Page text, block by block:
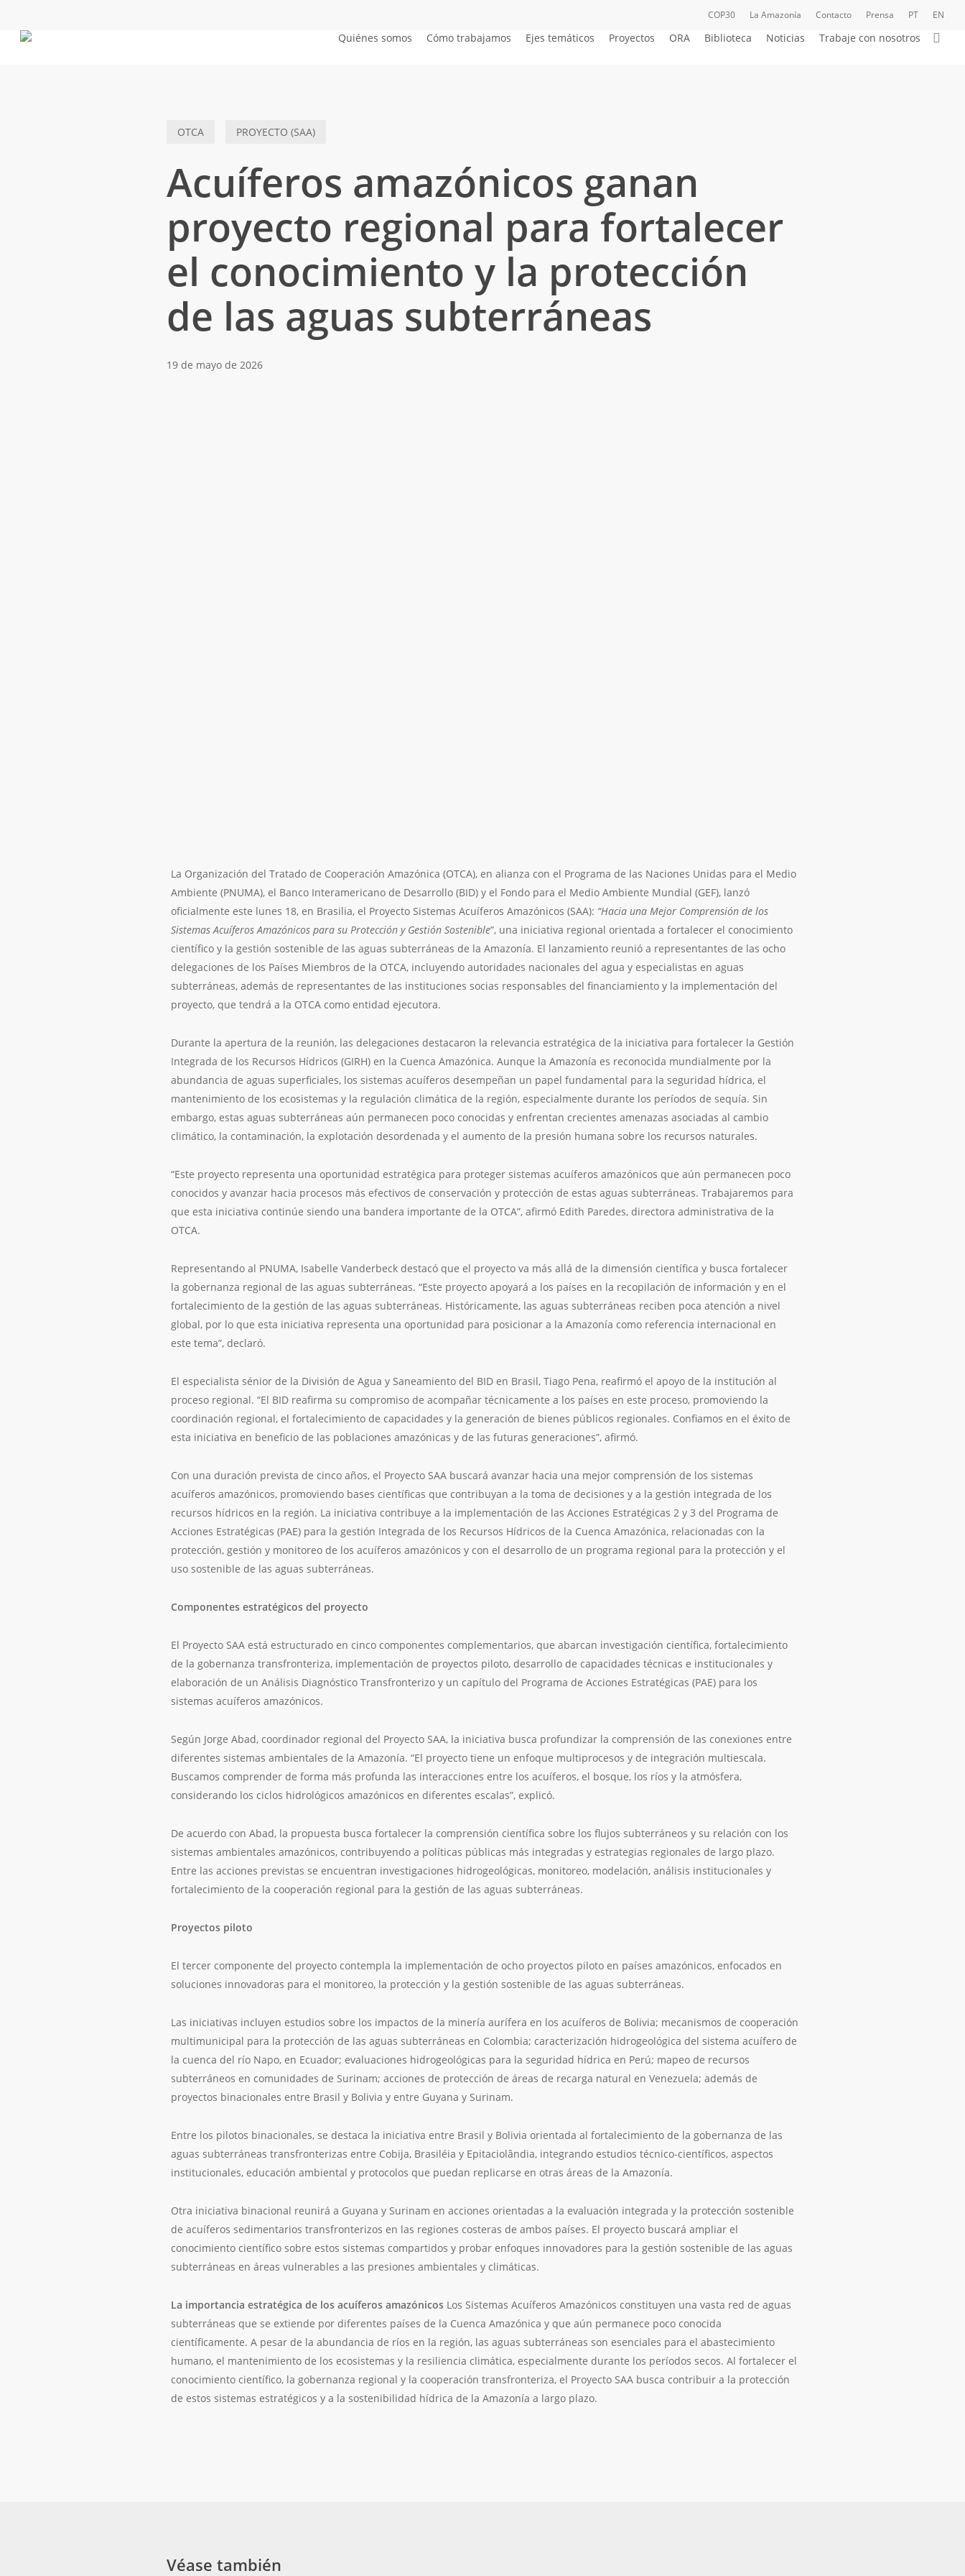
main
COP30 La Amazonía Contacto Prensa PT EN
Quiénes somos Cómo trabajamos Ejes temáticos Proyectos ORA Biblioteca Noticias Trabaje con nosotros
OTCA PROYECTO (SAA)
Acuíferos amazónicos ganan
proyecto regional para fortalecer
el conocimiento y la protección
de las aguas subterráneas
19 de mayo de 2026
La Organización del Tratado de Cooperación Amazónica (OTCA), en alianza con el Programa de las Naciones Unidas para el Medio
Ambiente (PNUMA), el Banco Interamericano de Desarrollo (BID) y el Fondo para el Medio Ambiente Mundial (GEF), lanzó
oficialmente este lunes 18, en Brasilia, el Proyecto Sistemas Acuíferos Amazónicos (SAA): “Hacia una Mejor Comprensión de los
Sistemas Acuíferos Amazónicos para su Protección y Gestión Sostenible”, una iniciativa regional orientada a fortalecer el conocimiento
científico y la gestión sostenible de las aguas subterráneas de la Amazonía. El lanzamiento reunió a representantes de las ocho
delegaciones de los Países Miembros de la OTCA, incluyendo autoridades nacionales del agua y especialistas en aguas
subterráneas, además de representantes de las instituciones socias responsables del financiamiento y la implementación del
proyecto, que tendrá a la OTCA como entidad ejecutora.
Durante la apertura de la reunión, las delegaciones destacaron la relevancia estratégica de la iniciativa para fortalecer la Gestión
Integrada de los Recursos Hídricos (GIRH) en la Cuenca Amazónica. Aunque la Amazonía es reconocida mundialmente por la
abundancia de aguas superficiales, los sistemas acuíferos desempeñan un papel fundamental para la seguridad hídrica, el
mantenimiento de los ecosistemas y la regulación climática de la región, especialmente durante los períodos de sequía. Sin
embargo, estas aguas subterráneas aún permanecen poco conocidas y enfrentan crecientes amenazas asociadas al cambio
climático, la contaminación, la explotación desordenada y el aumento de la presión humana sobre los recursos naturales.
“Este proyecto representa una oportunidad estratégica para proteger sistemas acuíferos amazónicos que aún permanecen poco
conocidos y avanzar hacia procesos más efectivos de conservación y protección de estas aguas subterráneas. Trabajaremos para
que esta iniciativa continúe siendo una bandera importante de la OTCA”, afirmó Edith Paredes, directora administrativa de la
OTCA.
Representando al PNUMA, Isabelle Vanderbeck destacó que el proyecto va más allá de la dimensión científica y busca fortalecer
la gobernanza regional de las aguas subterráneas. “Este proyecto apoyará a los países en la recopilación de información y en el
fortalecimiento de la gestión de las aguas subterráneas. Históricamente, las aguas subterráneas reciben poca atención a nivel
global, por lo que esta iniciativa representa una oportunidad para posicionar a la Amazonía como referencia internacional en
este tema”, declaró.
El especialista sénior de la División de Agua y Saneamiento del BID en Brasil, Tiago Pena, reafirmó el apoyo de la institución al
proceso regional. “El BID reafirma su compromiso de acompañar técnicamente a los países en este proceso, promoviendo la
coordinación regional, el fortalecimiento de capacidades y la generación de bienes públicos regionales. Confiamos en el éxito de
esta iniciativa en beneficio de las poblaciones amazónicas y de las futuras generaciones”, afirmó.
Con una duración prevista de cinco años, el Proyecto SAA buscará avanzar hacia una mejor comprensión de los sistemas
acuíferos amazónicos, promoviendo bases científicas que contribuyan a la toma de decisiones y a la gestión integrada de los
recursos hídricos en la región. La iniciativa contribuye a la implementación de las Acciones Estratégicas 2 y 3 del Programa de
Acciones Estratégicas (PAE) para la gestión Integrada de los Recursos Hídricos de la Cuenca Amazónica, relacionadas con la
protección, gestión y monitoreo de los acuíferos amazónicos y con el desarrollo de un programa regional para la protección y el
uso sostenible de las aguas subterráneas.
Componentes estratégicos del proyecto
El Proyecto SAA está estructurado en cinco componentes complementarios, que abarcan investigación científica, fortalecimiento
de la gobernanza transfronteriza, implementación de proyectos piloto, desarrollo de capacidades técnicas e institucionales y
elaboración de un Análisis Diagnóstico Transfronterizo y un capítulo del Programa de Acciones Estratégicas (PAE) para los
sistemas acuíferos amazónicos.
Según Jorge Abad, coordinador regional del Proyecto SAA, la iniciativa busca profundizar la comprensión de las conexiones entre
diferentes sistemas ambientales de la Amazonía. “El proyecto tiene un enfoque multiprocesos y de integración multiescala.
Buscamos comprender de forma más profunda las interacciones entre los acuíferos, el bosque, los ríos y la atmósfera,
considerando los ciclos hidrológicos amazónicos en diferentes escalas”, explicó.
De acuerdo con Abad, la propuesta busca fortalecer la comprensión científica sobre los flujos subterráneos y su relación con los
sistemas ambientales amazónicos, contribuyendo a políticas públicas más integradas y estrategias regionales de largo plazo.
Entre las acciones previstas se encuentran investigaciones hidrogeológicas, monitoreo, modelación, análisis institucionales y
fortalecimiento de la cooperación regional para la gestión de las aguas subterráneas.
Proyectos piloto
El tercer componente del proyecto contempla la implementación de ocho proyectos piloto en países amazónicos, enfocados en
soluciones innovadoras para el monitoreo, la protección y la gestión sostenible de las aguas subterráneas.
Las iniciativas incluyen estudios sobre los impactos de la minería aurífera en los acuíferos de Bolivia; mecanismos de cooperación
multimunicipal para la protección de las aguas subterráneas en Colombia; caracterización hidrogeológica del sistema acuífero de
la cuenca del río Napo, en Ecuador; evaluaciones hidrogeológicas para la seguridad hídrica en Perú; mapeo de recursos
subterráneos en comunidades de Surinam; acciones de protección de áreas de recarga natural en Venezuela; además de
proyectos binacionales entre Brasil y Bolivia y entre Guyana y Surinam.
Entre los pilotos binacionales, se destaca la iniciativa entre Brasil y Bolivia orientada al fortalecimiento de la gobernanza de las
aguas subterráneas transfronterizas entre Cobija, Brasiléia y Epitaciolândia, integrando estudios técnico-científicos, aspectos
institucionales, educación ambiental y protocolos que puedan replicarse en otras áreas de la Amazonía.
Otra iniciativa binacional reunirá a Guyana y Surinam en acciones orientadas a la evaluación integrada y la protección sostenible
de acuíferos sedimentarios transfronterizos en las regiones costeras de ambos países. El proyecto buscará ampliar el
conocimiento científico sobre estos sistemas compartidos y probar enfoques innovadores para la gestión sostenible de las aguas
subterráneas en áreas vulnerables a las presiones ambientales y climáticas.
La importancia estratégica de los acuíferos amazónicos Los Sistemas Acuíferos Amazónicos constituyen una vasta red de aguas
subterráneas que se extiende por diferentes países de la Cuenca Amazónica y que aún permanece poco conocida
científicamente. A pesar de la abundancia de ríos en la región, las aguas subterráneas son esenciales para el abastecimiento
humano, el mantenimiento de los ecosistemas y la resiliencia climática, especialmente durante los períodos secos. Al fortalecer el
conocimiento científico, la gobernanza regional y la cooperación transfronteriza, el Proyecto SAA busca contribuir a la protección
de estos sistemas estratégicos y a la sostenibilidad hídrica de la Amazonía a largo plazo.
Véase también